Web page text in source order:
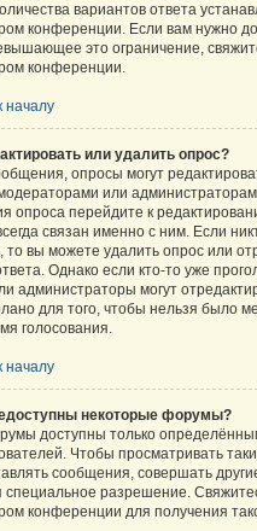
вариантов ответа
конференции. Если вам нужно
это ограничение,
конференции.
началу
или удалить опрос?
опросы могут
или
опроса перейдите к
связан именно с ним. Если
то вы можете удалить опрос или
Однако если кто-то уже
администраторы могут
для того, чтобы нельзя было
голосования.
началу
некоторые форумы?
доступны только
Чтобы просматривать
сообщения, совершать
специальное разрешение.
конференции для получения